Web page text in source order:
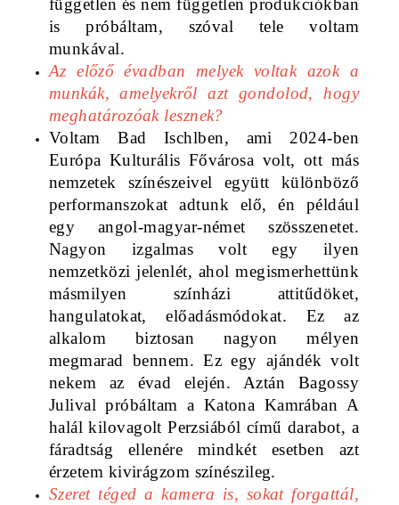
is próbáltam, szóval tele voltam
munkával.
Az előző évadban melyek voltak azok a
munkák, amelyekről azt gondolod, hogy
meghatározóak lesznek?
Voltam Bad Ischlben, ami 2024-ben
Európa Kulturális Fővárosa volt, ott más
nemzetek színészeivel együtt különböző
performanszokat adtunk elő, én például
egy angol-magyar-német szösszenetet.
Nagyon izgalmas volt egy ilyen
nemzetközi jelenlét, ahol megismerhettünk
másmilyen színházi attitűdöket,
hangulatokat, előadásmódokat. Ez az
alkalom biztosan nagyon mélyen
megmarad bennem. Ez egy ajándék volt
nekem az évad elején. Aztán Bagossy
Julival próbáltam a Katona Kamrában A
halál kilovagolt Perzsiából című darabot, a
fáradtság ellenére mindkét esetben azt
érzetem kivirágzom színészileg.
Szeret téged a kamera is, sokat forgattál,